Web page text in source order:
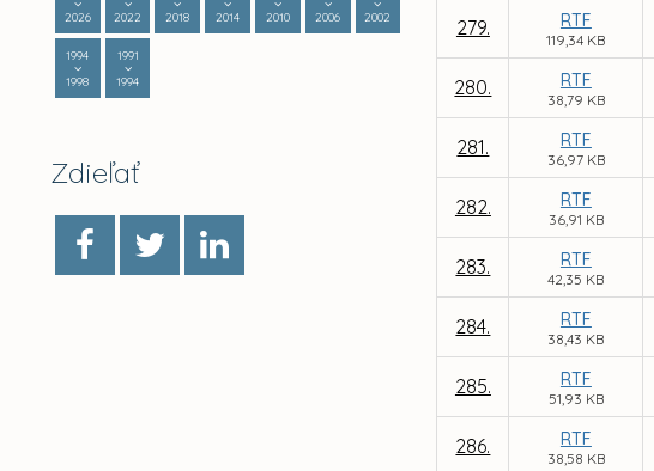
2026
2022
2018
2014
2010
2006
2002
1994
1998
1991
1994
Zdieľať
279. RTF
119,34 KB
280. RTF
38,79 KB
281. RTF
36,97 KB
282. RTF
36,91 KB
283. RTF
42,35 KB
284. RTF
38,43 KB
285. RTF
51,93 KB
286. RTF
38,58 KB